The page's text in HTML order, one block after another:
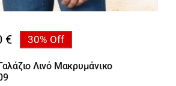
€ 30% Off
Λινό Μακρυμάνικο